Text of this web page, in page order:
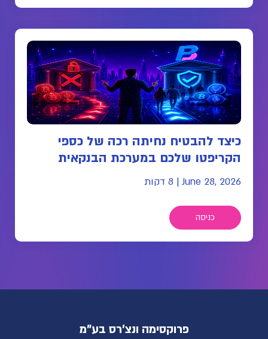
כיצד להבטיח נחיתה רכה של כספי
הקריפטו שלכם במערכת הבנקאית
June 28, 2026
| 8 דקות
כניסה
פרוקסימה ונצ'רס בע"מ